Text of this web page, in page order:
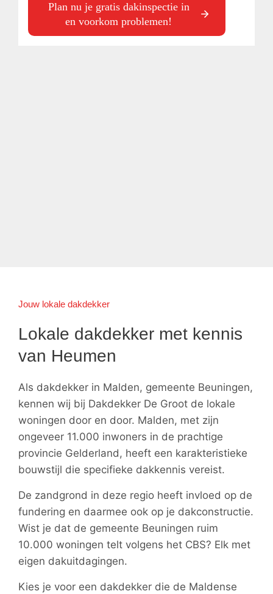
Plan nu je gratis dakinspectie in
en voorkom problemen!
Jouw lokale dakdekker
Lokale dakdekker met kennis
van Heumen
Als dakdekker in Malden, gemeente Beuningen,
kennen wij bij Dakdekker De Groot de lokale
woningen door en door. Malden, met zijn
ongeveer 11.000 inwoners in de prachtige
provincie Gelderland, heeft een karakteristieke
bouwstijl die specifieke dakkennis vereist.
De zandgrond in deze regio heeft invloed op de
fundering en daarmee ook op je dakconstructie.
Wist je dat de gemeente Beuningen ruim
10.000 woningen telt volgens het CBS? Elk met
eigen dakuitdagingen.
Kies je voor een dakdekker die de Maldense